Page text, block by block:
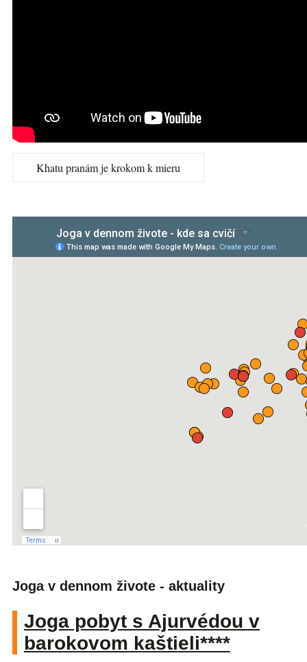
Khatu pranám je krokom k mieru
Joga v dennom živote - aktuality
Joga pobyt s Ajurvédou v
barokovom kaštieli****